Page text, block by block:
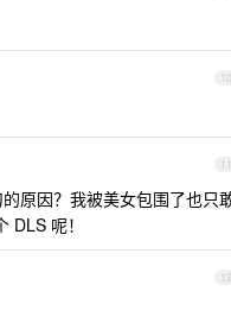
10
11
原因？我被美女包围了也只
呢！
12